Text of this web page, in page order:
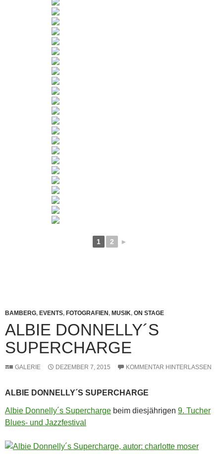
1 2 ►
BAMBERG, EVENTS, FOTOGRAFIEN, MUSIK, ON STAGE
ALBIE DONNELLY´S
SUPERCHARGE
GALERIE DEZEMBER 7, 2015 KOMMENTAR HINTERLASSEN
ALBIE DONNELLY´S SUPERCHARGE
Albie Donnelly´s Supercharge beim diesjährigen 9. Tucher
Blues- und Jazzfestival